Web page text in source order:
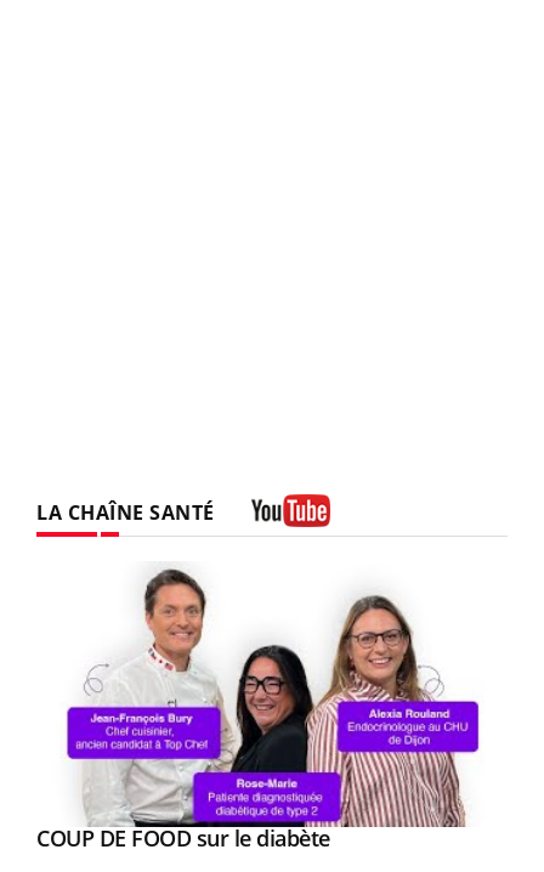
LA CHAÎNE SANTÉ
Youtube
COUP DE FOOD sur le diabèteYoutube